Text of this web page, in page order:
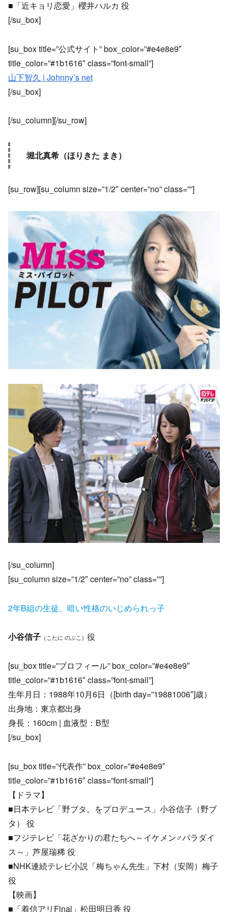
■「近キョリ恋愛」櫻井ハルカ 役
[/su_box]
[su_box title=”公式サイト” box_color=”#e4e8e9″
title_color=”#1b1616″ class=”font-small”]
山下智久 | Johnny’s net
[/su_box]
[/su_column][/su_row]
堀北真希（ほりきた まき）
[su_row][su_column size=”1/2″ center=”no” class=””]
[/su_column]
[su_column size=”1/2″ center=”no” class=””]
2年B組の生徒、暗い性格のいじめられっ子
小谷信子 （こたに のぶこ） 役
[su_box title=”プロフィール” box_color=”#e4e8e9″
title_color=”#1b1616″ class=”font-small”]
生年月日：1988年10月6日（[birth day=”19881006″]歳）
出身地：東京都出身
身長：160cm | 血液型：B型
[/su_box]
[su_box title=”代表作” box_color=”#e4e8e9″
title_color=”#1b1616″ class=”font-small”]
【ドラマ】
■日本テレビ「野ブタ。をプロデュース」小谷信子（野ブ
タ） 役
■フジテレビ「花ざかりの君たちへ～イケメン♂パラダイ
ス～」芦屋瑞稀 役
■NHK連続テレビ小説「梅ちゃん先生」下村（安岡）梅子
役
【映画】
■「着信アリFinal」松田明日香 役